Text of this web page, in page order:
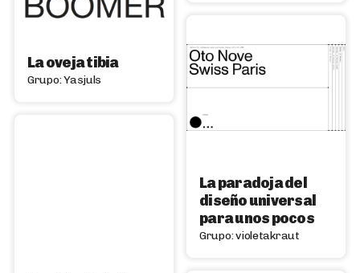
La oveja tibia
Grupo: Yasjuls
La paradoja del
diseño universal
para unos pocos
Grupo: violetakraut